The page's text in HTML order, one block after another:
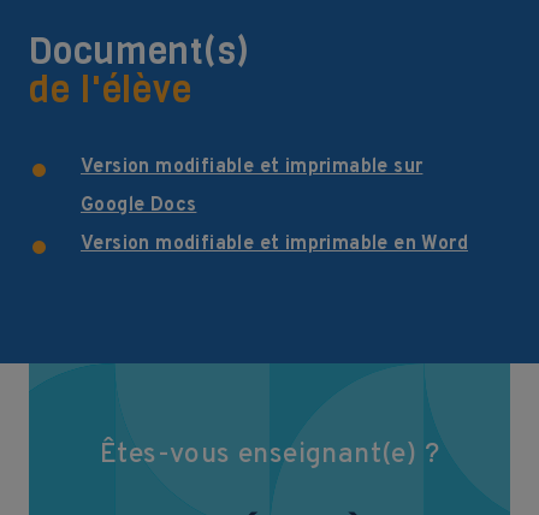
Document(s)
de l'élève
Version modifiable et imprimable sur
Google Docs
Version modifiable et imprimable en Word
Êtes-vous enseignant(e) ?